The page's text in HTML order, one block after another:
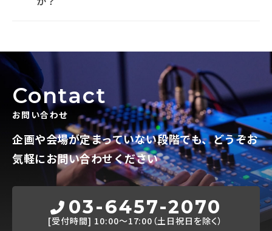
Contact
お問い合わせ
企画や会場が定まっていない段階でも、どうぞお
気軽にお問い合わせください
03-6457-2070
[受付時間] 10:00～17:00（土日祝日を除く）